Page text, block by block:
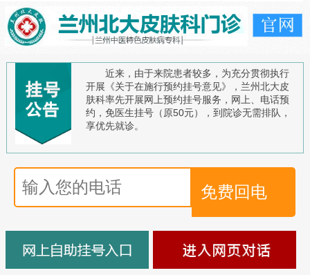
近来，由于来院患者较多，为充分贯彻执行
开展《关于在施行预约挂号意见》，兰州北大皮
肤科率先开展网上预约挂号服务，网上、电话预
约，免医生挂号（原50元），到院诊无需排队，
享优先就诊。